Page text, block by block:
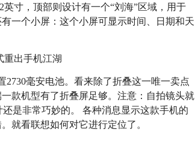
寸，顶部则设计有一个“刘海”区域，用于
一个小屏：这个小屏可显示时间、日期和天
毫安电池。看来除了折叠这一唯一卖点
款机型有了折叠屏足够。注意：自拍镜头就
是非常巧妙的。 各种消息显示这款手机的
就看联想如何对它进行定位了。